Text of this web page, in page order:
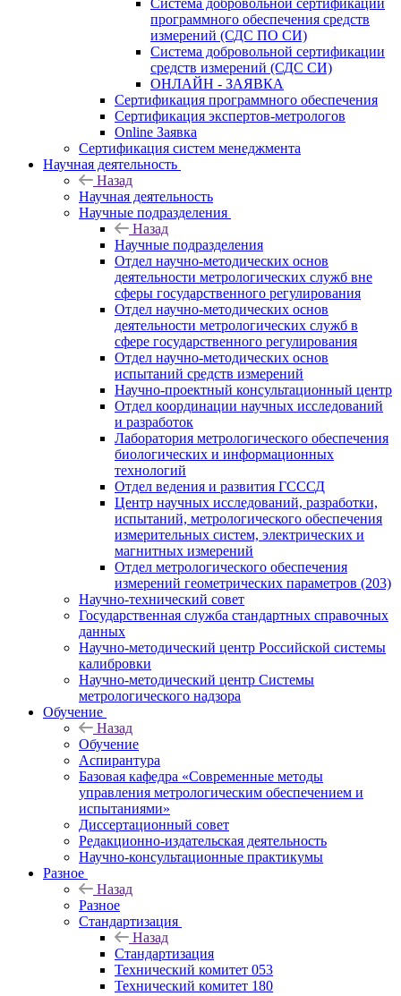
Система добровольной сертификации
программного обеспечения средств
измерений (СДС ПО СИ)
Система добровольной сертификации
средств измерений (СДС СИ)
ОНЛАЙН - ЗАЯВКА
Сертификация программного обеспечения
Сертификация экспертов-метрологов
Online Заявка
Сертификация систем менеджмента
Научная деятельность
Назад
Научная деятельность
Научные подразделения
Назад
Научные подразделения
Отдел научно-методических основ
деятельности метрологических служб вне
сферы государственного регулирования
Отдел научно-методических основ
деятельности метрологических служб в
сфере государственного регулирования
Отдел научно-методических основ
испытаний средств измерений
Научно-проектный консультационный центр
Отдел координации научных исследований
и разработок
Лаборатория метрологического обеспечения
биологических и информационных
технологий
Отдел ведения и развития ГСССД
Центр научных исследований, разработки,
испытаний, метрологического обеспечения
измерительных систем, электрических и
магнитных измерений
Отдел метрологического обеспечения
измерений геометрических параметров (203)
Научно-технический совет
Государственная служба стандартных справочных
данных
Научно-методический центр Российской системы
калибровки
Научно-методический центр Системы
метрологического надзора
Обучение
Назад
Обучение
Аспирантура
Базовая кафедра «Современные методы
управления метрологическим обеспечением и
испытаниями»
Диссертационный совет
Редакционно-издательская деятельность
Научно-консультационные практикумы
Разное
Назад
Разное
Стандартизация
Назад
Стандартизация
Технический комитет 053
Технический комитет 180